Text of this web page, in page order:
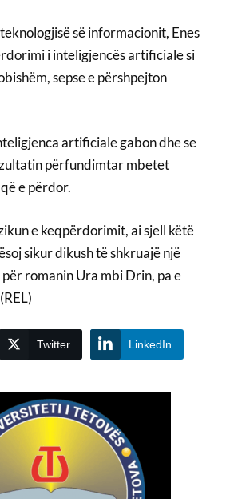
së informacionit, Enes
i inteligjencës artificiale si
sepse e përshpejton
artificiale gabon dhe se
përfundimtar mbetet
e përdor.
e keqpërdorimit, ai sjell këtë
sikur dikush të shkruajë një
romanin Ura mbi Drin, pa e
Twitter LinkedIn